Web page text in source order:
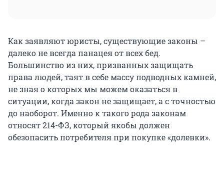
Как заявляют юристы, существующие законы –
далеко не всегда панацея от всех бед.
Большинство из них, призванных защищать
права людей, таят в себе массу подводных камней,
не зная о которых мы можем оказаться в
ситуации, когда закон не защищает, а с точностью
до наоборот. Именно к такого рода законам
относят 214-ФЗ, который якобы должен
обезопасить потребителя при покупке «долевки».